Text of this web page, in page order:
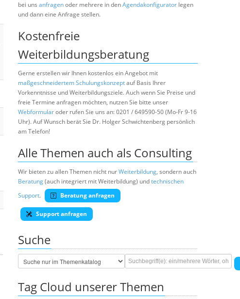
bei uns anfragenoder mehrere in denAgendakonfigurator legen
und dann eine Anfrage stellen.
Kostenfreie
Weiterbildungsberatung
Gerne erstellen wir Ihnen kostenlos ein Angebot mit
maßgeschneidertem Schulungskonzeptauf Basis Ihrer
Vorkenntnisse und Weiterbildungsziele. Auch wenn Sie Preise und
freie Termine anfragen möchten, nutzen Sie bitte unser
Webformularoder rufen Sie uns an: 0201 / 649590-50 (Mo-Fr 9-16
Uhr). Auf Wunsch berät Sie Dr. Holger Schwichtenberg persönlich
am Telefon!
Alle Themen auch als Consulting
Wir bieten zu allen Themen nicht nurWeiterbildung, sondern auch
Beratung(auch integriert mit Weiterbildung) undtechnischen
Support. Beratung anfragen
Support anfragen
Suche
Tag Cloud unserer Themen